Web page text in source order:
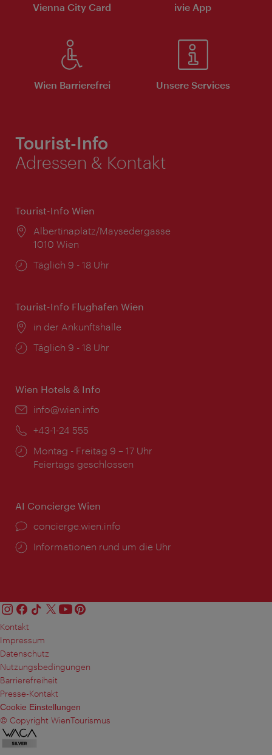
Vienna City Card ivie App
Wien Barrierefrei Unsere Services
Tourist-Info
Adressen & Kontakt
Tourist-Info Wien
Ort:
Albertinaplatz/Maysedergasse
1010 Wien
Öffnungszeiten:
Täglich 9 - 18 Uhr
Tourist-Info Flughafen Wien
Ort:
in der Ankunftshalle
Öffnungszeiten:
Täglich 9 - 18 Uhr
Wien Hotels & Info
Email:
info@wien.info
Telefon:
+43-1-24 555
Öffnungszeiten:
Montag - Freitag 9 – 17 Uhr
Feiertags geschlossen
AI Concierge Wien
Ort:
concierge.wien.info
Öffnungszeiten:
Informationen rund um die Uhr
Kontakt
Impressum
Datenschutz
Nutzungsbedingungen
Barrierefreiheit
Presse-Kontakt
Cookie Einstellungen
© Copyright WienTourismus